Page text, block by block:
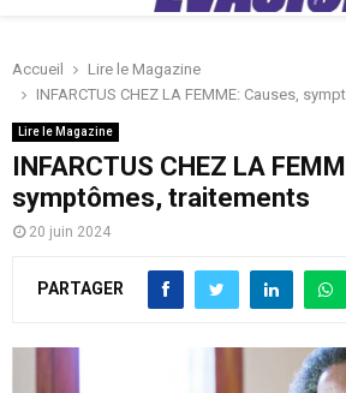
Accueil
Lire le Magazine
INFARCTUS CHEZ LA FEMME: Causes,
Lire le Magazine
INFARCTUS CHEZ LA
symptômes, traitements
20 juin 2024
PARTAGER